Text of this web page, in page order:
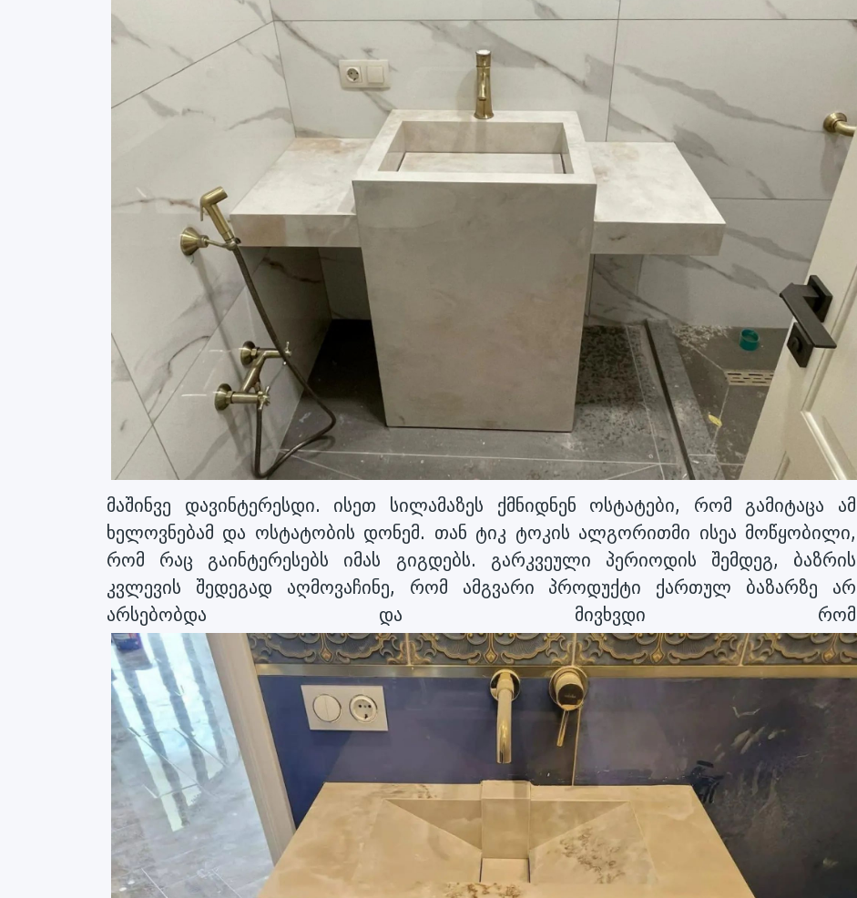
მაშინვე დავინტერესდი. ისეთ სილამაზეს ქმნიდნენ ოსტატები, რომ გამიტაცა ამ
ხელოვნებამ და ოსტატობის დონემ. თან ტიკ ტოკის ალგორითმი ისეა მოწყობილი,
რომ რაც გაინტერესებს იმას გიგდებს. გარკვეული პერიოდის შემდეგ, ბაზრის
კვლევის შედეგად აღმოვაჩინე, რომ ამგვარი პროდუქტი ქართულ ბაზარზე არ
არსებობდა და მივხვდი რომ